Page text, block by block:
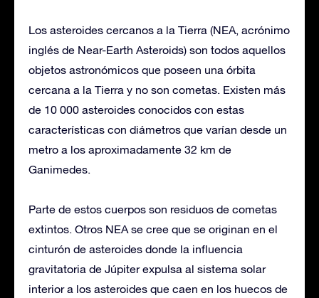
Los asteroides cercanos a la Tierra (NEA, acrónimo
inglés de Near-Earth Asteroids) son todos aquellos
objetos astronómicos que poseen una órbita
cercana a la Tierra y no son cometas. Existen más
de 10 000 asteroides conocidos con estas
características con diámetros que varían desde un
metro a los aproximadamente 32 km de
Ganimedes.​
Parte de estos cuerpos son residuos de cometas
extintos. Otros NEA se cree que se originan en el
cinturón de asteroides donde la influencia
gravitatoria de Júpiter expulsa al sistema solar
interior a los asteroides que caen en los huecos de